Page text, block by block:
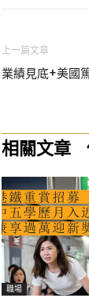
上一篇文章
業績見底+美國
相關文章
職場